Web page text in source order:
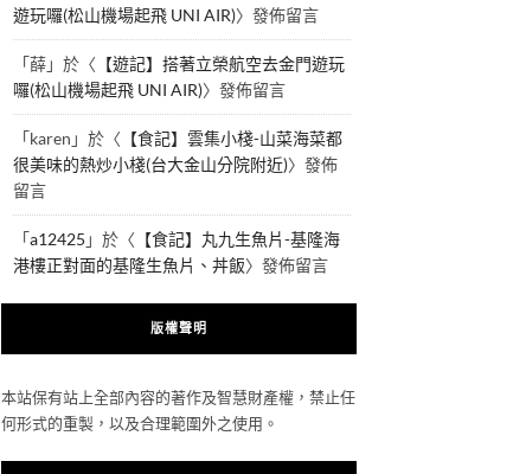
遊玩囉(松山機場起飛 UNI AIR)〉發佈留言
「薛」於〈 【遊記】搭著立榮航空去金門遊玩
囉(松山機場起飛 UNI AIR)〉發佈留言
「karen 」於〈 【食記】雲集小棧-山菜海菜都
很美味的熱炒小棧(台大金山分院附近)〉發佈
留言
「a12425 」於〈 【食記】丸九生魚片-基隆海
港樓正對面的基隆生魚片、丼飯〉發佈留言
版權聲明
本站保有站上全部內容的著作及智慧財產權，禁止任
何形式的重製，以及合理範圍外之使用。